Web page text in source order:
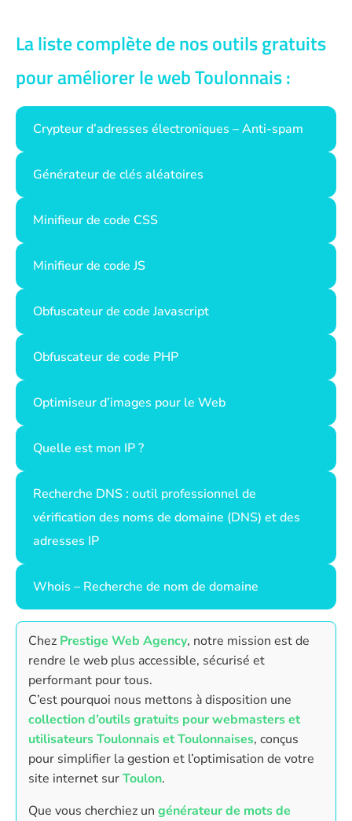
La liste complète de nos outils gratuits
pour améliorer le web Toulonnais :
Crypteur d’adresses électroniques – Anti-spam
Générateur de clés aléatoires
Minifieur de code CSS
Minifieur de code JS
Obfuscateur de code Javascript
Obfuscateur de code PHP
Optimiseur d’images pour le Web
Quelle est mon IP ?
Recherche DNS : outil professionnel de
vérification des noms de domaine (DNS) et des
adresses IP
Whois – Recherche de nom de domaine
Chez Prestige Web Agency, notre mission est de
rendre le web plus accessible, sécurisé et
performant pour tous.
C’est pourquoi nous mettons à disposition une
collection d’outils gratuits pour webmasters et
utilisateurs Toulonnais et Toulonnaises, conçus
pour simplifier la gestion et l’optimisation de votre
site internet surToulon.
Que vous cherchiez un générateur de mots de